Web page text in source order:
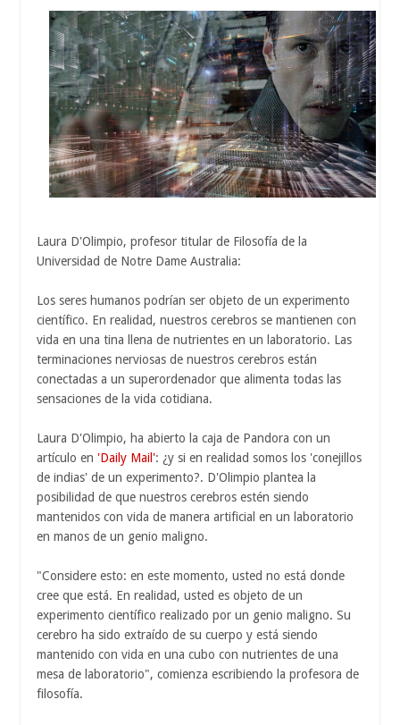
Laura D'Olimpio, profesor titular de Filosofía de la
Universidad de Notre Dame Australia:
Los seres humanos podrían ser objeto de un experimento
científico. En realidad, nuestros cerebros se mantienen con
vida en una tina llena de nutrientes en un laboratorio. Las
terminaciones nerviosas de nuestros cerebros están
conectadas a un superordenador que alimenta todas las
sensaciones de la vida cotidiana.
Laura D'Olimpio, ha abierto la caja de Pandora con un
artículo en 'Daily Mail': ¿y si en realidad somos los 'conejillos
de indias' de un experimento?. D'Olimpio plantea la
posibilidad de que nuestros cerebros estén siendo
mantenidos con vida de manera artificial en un laboratorio
en manos de un genio maligno.
"Considere esto: en este momento, usted no está donde
cree que está. En realidad, usted es objeto de un
experimento científico realizado por un genio maligno. Su
cerebro ha sido extraído de su cuerpo y está siendo
mantenido con vida en una cubo con nutrientes de una
mesa de laboratorio", comienza escribiendo la profesora de
filosofía.